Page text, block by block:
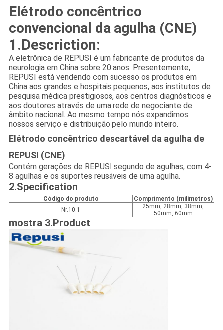
Elétrodo concêntrico
convencional da agulha (CNE)
1.Descriction:
A eletrônica de REPUSI é um fabricante de produtos da
neurologia em China sobre 20 anos. Presentemente,
REPUSI está vendendo com sucesso os produtos em
China aos grandes e hospitais pequenos, aos institutos de
pesquisa médica prestigiosos, aos centros diagnósticos e
aos doutores através de uma rede de negociante de
âmbito nacional. Ao mesmo tempo nós expandimos
nossos serviço e distribuição pelo mundo inteiro.
Elétrodo concêntrico descartável da agulha de
REPUSI (CNE)
Contém gerações de REPUSI segundo de agulhas, com 4-
8 agulhas e os suportes reusáveis de uma agulha.
2.Specification
Código do produto
Comprimento (milímetros)
Nr.10.1
25mm, 28mm, 38mm,
50mm, 60mm
mostra 3.Product